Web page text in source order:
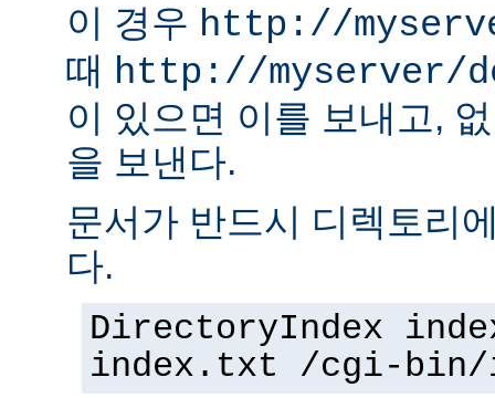
이 경우 http://
때 http://myserver/
이 있으면 이를 보내고,
을 보낸다.
문서가 반드시 디렉토리
다.
DirectoryIndex
index.txt /cgi-bin/